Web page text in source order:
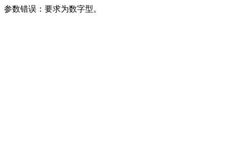
参数错误：要求为数字型。